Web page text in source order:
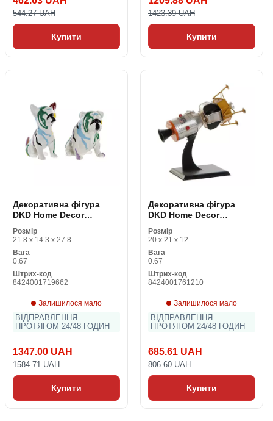
544.27 UAH
Купити
1423.39 UAH
Купити
Декоративна фігура
DKD Home Decor
лаковий 20 x 12,5 x 17,5
Розмір
21.8 x 14.3 x 27.8
Вага
0.67
Штрих-код
8424001719662
Залишилося мало
ВІДПРАВЛЕННЯ
ПРОТЯГОМ 24/48 ГОДИН
1347.00 UAH
1584.71 UAH
Купити
Декоративна фігура
DKD Home Decor
Чорний Сріблястий
Розмір
20 x 21 x 12
Вага
0.67
Штрих-код
8424001761210
Залишилося мало
ВІДПРАВЛЕННЯ
ПРОТЯГОМ 24/48 ГОДИН
685.61 UAH
806.60 UAH
Купити